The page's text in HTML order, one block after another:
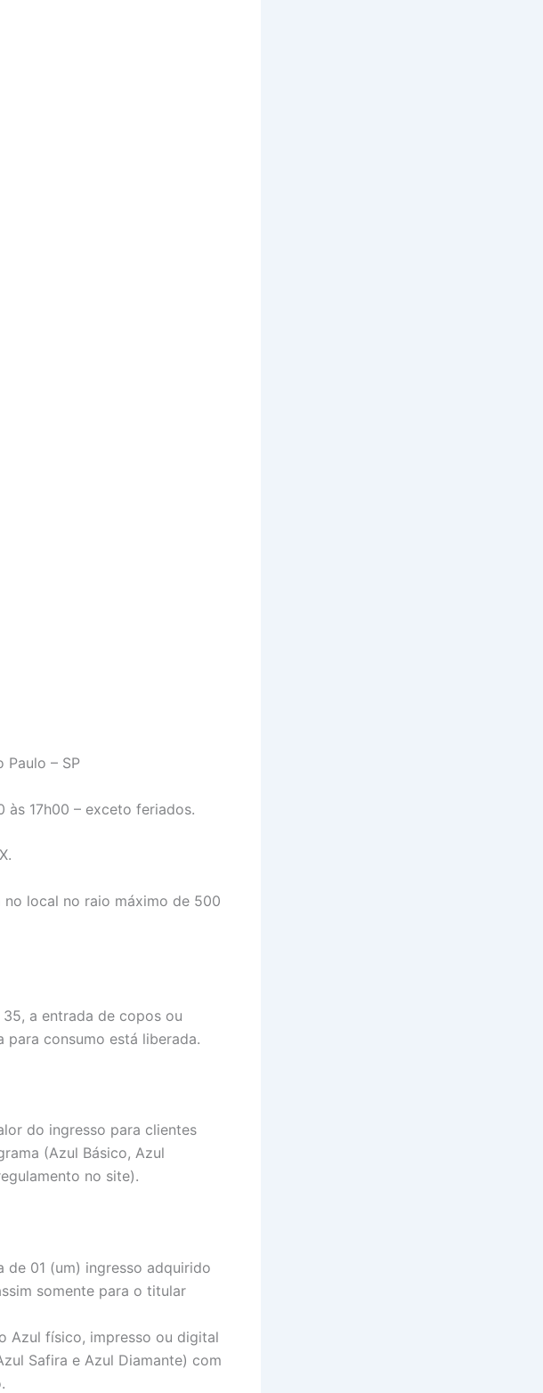
Paulo – SP
às 17h00 – exceto feriados.
local no raio máximo de 500
35, a entrada de copos ou
para consumo está liberada.
do ingresso para clientes
(Azul Básico, Azul
no site).
de 01 (um) ingresso adquirido
somente para o titular
Azul físico, impresso ou digital
Safira e Azul Diamante) com